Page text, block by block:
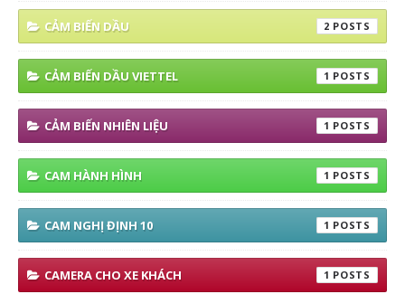
CẢM BIẾN DẦU 2
CẢM BIẾN DẦU VIETTEL 1
CẢM BIẾN NHIÊN LIỆU 1
CAM HÀNH HÌNH 1
CAM NGHỊ ĐỊNH 10 1
CAMERA CHO XE KHÁCH 1